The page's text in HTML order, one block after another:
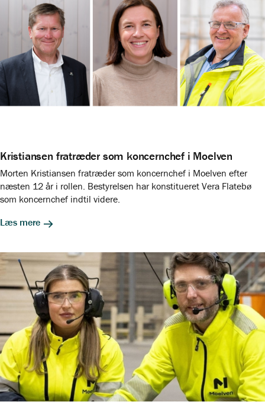
Kristiansen fratræder som koncernchef i Moelven
Morten Kristiansen fratræder som koncernchef i Moelven efter
næsten 12 år i rollen. Bestyrelsen har konstitueret Vera Flatebø
som koncernchef indtil videre.
Læs mere